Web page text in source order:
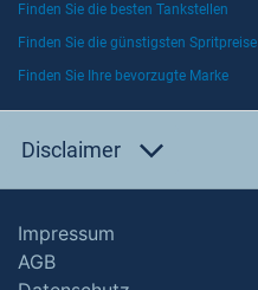
Finden Sie die besten Tankstellen
Finden Sie die günstigsten Spritpreise
Finden Sie Ihre bevorzugte Marke
Disclaimer
Impressum
AGB